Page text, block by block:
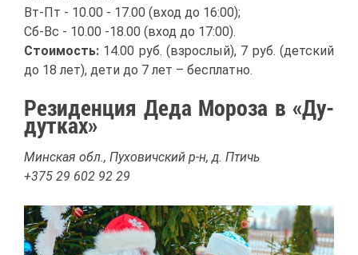
Вт-Пт - 10.00 - 17.00 (вход до 16:00);
Сб-Вс - 10.00 -18.00 (вход до 17:00).
Сто­и­мость: 14.00 руб. (взрос­лый), 7 руб. (дет­ский
до 18 лет), де­ти до 7 лет – бес­плат­но.
Ре­зи­ден­ция Де­да Мо­ро­за в «Ду­
дут­ках»
Мин­ская обл., Пу­хо­вич­ский р-н, д. Птичь
+375 29 602 92 29